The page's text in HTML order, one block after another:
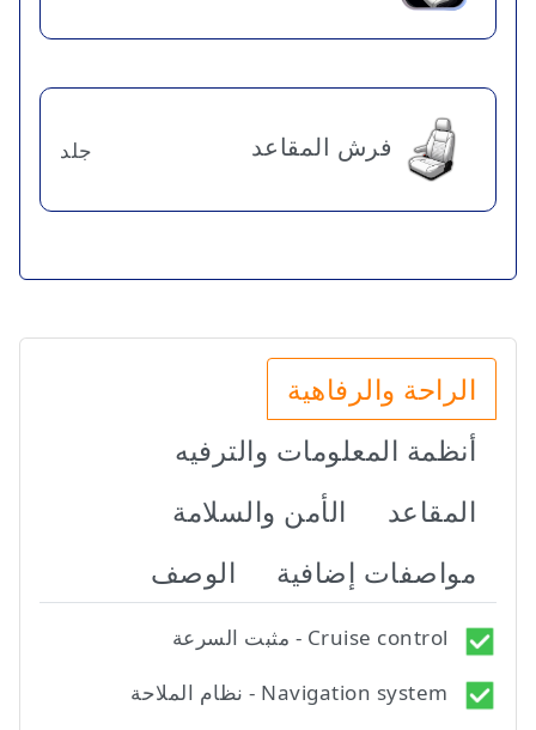
فرش المقاعد جلد
الراحة والرفاهية
أنظمة المعلومات والترفيه
المقاعد
الأمن والسلامة
مواصفات إضافية
الوصف
Cruise control - مثبت السرعة
Navigation system - نظام الملاحة